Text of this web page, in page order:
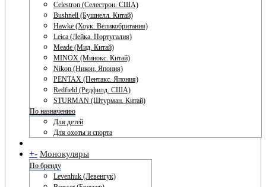
Celestron (Селестрон. США)
Bushnell (Бушнелл. Китай)
Hawke (Хоук. Великобритания)
Leica (Лейка. Португалия)
Meade (Мид. Китай)
MINOX (Минокс. Китай)
Nikon (Никон. Япония)
PENTAX (Пентакс. Япония)
Redfield (Редфилд. США)
STURMAN (Штурман. Китай)
По назначению
Для детей
Для охоты и спорта
+- Монокуляры
По бренду
Levenhuk (Левенгук)